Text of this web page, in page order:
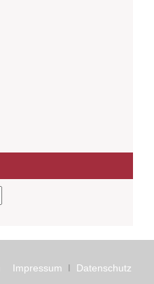
Impressum ǀ Datenschutz